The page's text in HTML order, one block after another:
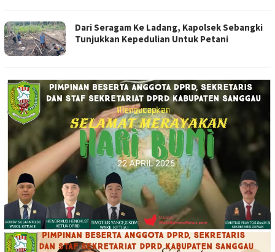
Dari Seragam Ke Ladang, Kapolsek Sebangki
Tunjukkan Kepedulian Untuk Petani